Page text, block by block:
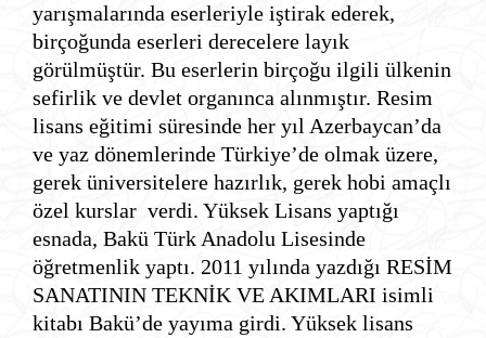
yarışmalarında eserleriyle iştirak ederek,
birçoğunda eserleri derecelere layık
görülmüştür. Bu eserlerin birçoğu ilgili ülkenin
sefirlik ve devlet organınca alınmıştır. Resim
lisans eğitimi süresinde her yıl Azerbaycan’da
ve yaz dönemlerinde Türkiye’de olmak üzere,
gerek üniversitelere hazırlık, gerek hobi amaçlı
özel kurslar verdi. Yüksek Lisans yaptığı
esnada, Bakü Türk Anadolu Lisesinde
öğretmenlik yaptı. 2011 yılında yazdığı RESİM
SANATININ TEKNİK VE AKIMLARI isimli
kitabı Bakü’de yayıma girdi. Yüksek lisans